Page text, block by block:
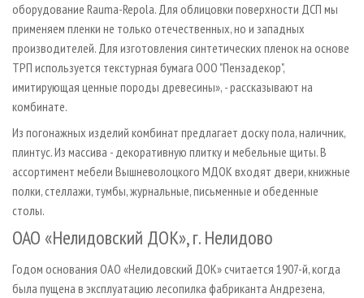
оборудование Rauma-Repola. Для облицовки поверхности ДСП мы
применяем пленки не только отечественных, но и западных
производителей. Для изготовления синтетических пленок на основе
ТРП используется текстурная бумага ООО "Пензадекор",
имитирующая ценные породы древесины», - рассказывают на
комбинате.
Из погонажных изделий комбинат предлагает доску пола, наличник,
плинтус. Из массива - декоративную плитку и мебельные щиты. В
ассортимент мебели Вышневолоцкого МДОК входят двери, книжные
полки, стеллажи, тумбы, журнальные, письменные и обеденные
столы.
ОАО «Нелидовский ДОК», г. Нелидово
Годом основания ОАО «Нелидовский ДОК» считается 1907-й, когда
была пущена в эксплуатацию лесопилка фабриканта Андрезена,